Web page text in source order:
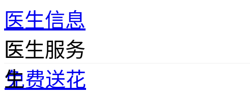
医生信息
医
生
医生服务
免费送花